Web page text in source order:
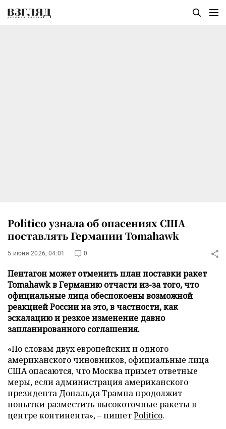
Politico узнала об опасениях США
поставлять Германии Tomahawk
5 июня 2026, 04:01 0
Пентагон может отменить план поставки ракет
Tomahawk в Германию отчасти из-за того, что
официальные лица обеспокоены возможной
реакцией России на это, в частности, как
эскалацию и резкое изменение давно
запланированного соглашения.
«По словам двух европейских и одного
американского чиновников, официальные лица
США опасаются, что Москва примет ответные
меры, если администрация американского
президента Дональда Трампа продолжит
попытки разместить высокоточные ракеты в
центре континента», – пишетPolitico.